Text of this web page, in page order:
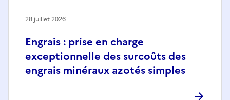
Engrais : prise en charge
exceptionnelle des surcoûts des
engrais minéraux azotés simples
28 juillet 2026